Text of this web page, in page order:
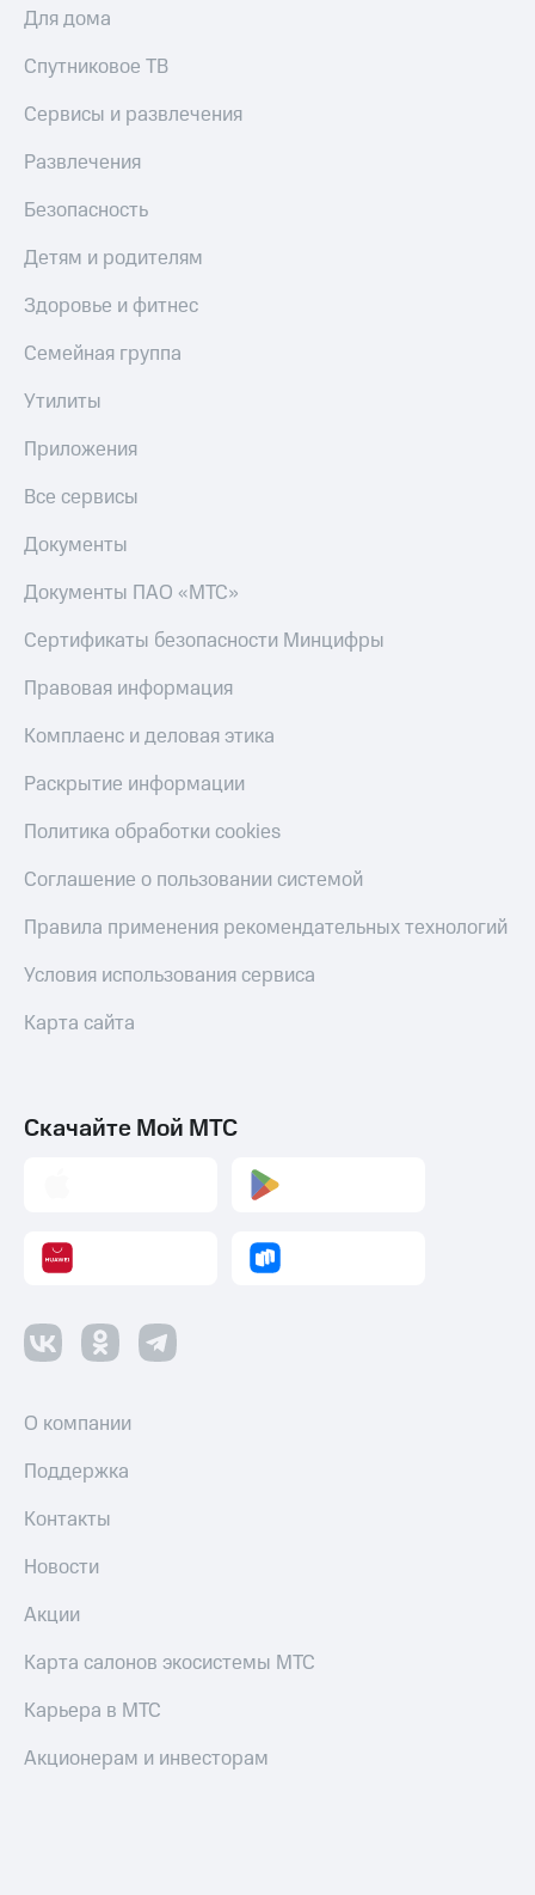
Для дома
Спутниковое ТВ
Сервисы и развлечения
Развлечения
Безопасность
Детям и родителям
Здоровье и фитнес
Семейная группа
Утилиты
Приложения
Все сервисы
Документы
Документы ПАО «МТС»
Сертификаты безопасности Минцифры
Правовая информация
Комплаенс и деловая этика
Раскрытие информации
Политика обработки cookies
Соглашение о пользовании системой
Правила применения рекомендательных технологий
Условия использования сервиса
Карта сайта
Скачайте Мой МТС
О компании
Поддержка
Контакты
Новости
Акции
Карта салонов экосистемы МТС
Карьера в МТС
Акционерам и инвесторам